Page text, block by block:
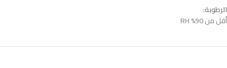
الرطوبة:
أقل من 90% RH